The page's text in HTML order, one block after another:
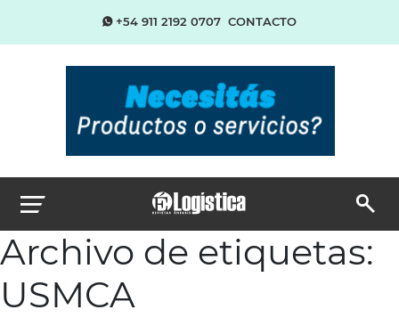
+54 911 2192 0707 CONTACTO
Archivo de etiquetas:
USMCA